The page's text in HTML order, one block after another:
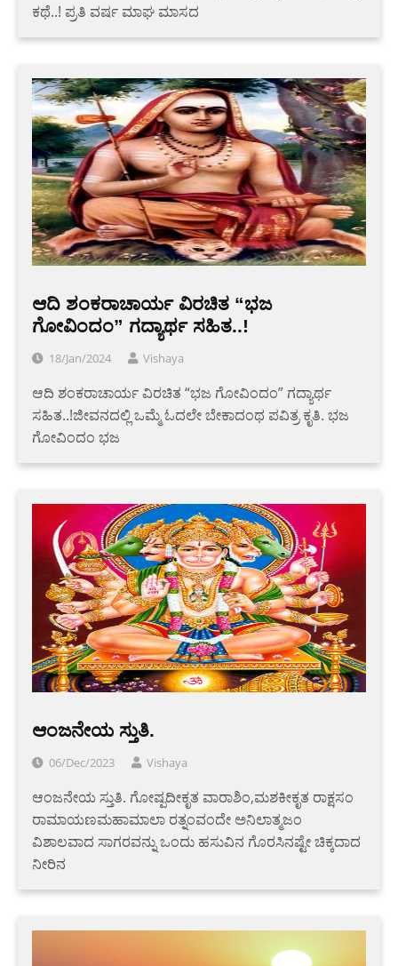
ಕಥೆ..! ಪ್ರತಿ ವರ್ಷ ಮಾಘ ಮಾಸದ
ಆದಿ ಶಂಕರಾಚಾರ್ಯ ವಿರಚಿತ “ಭಜ
ಗೋವಿಂದಂ” ಗದ್ಯಾರ್ಥ ಸಹಿತ..!
18/Jan/2024 Vishaya
ಆದಿ ಶಂಕರಾಚಾರ್ಯ ವಿರಚಿತ “ಭಜ ಗೋವಿಂದಂ” ಗದ್ಯಾರ್ಥ
ಸಹಿತ..!ಜೀವನದಲ್ಲಿ ಒಮ್ಮೆ ಓದಲೇ ಬೇಕಾದಂಥ ಪವಿತ್ರ ಕೃತಿ. ಭಜ
ಗೋವಿಂದಂ ಭಜ
ಆಂಜನೇಯ ಸ್ತುತಿ.
06/Dec/2023 Vishaya
ಆಂಜನೇಯ ಸ್ತುತಿ. ಗೋಷ್ಪದೀಕೃತ ವಾರಾಶಿಂ,ಮಶಕೀಕೃತ ರಾಕ್ಷಸಂ
ರಾಮಾಯಣಮಹಾಮಾಲಾ ರತ್ನಂವಂದೇ ಅನಿಲಾತ್ಮಜಂ
ವಿಶಾಲವಾದ ಸಾಗರವನ್ನು ಒಂದು ಹಸುವಿನ ಗೊರಸಿನಷ್ಟೇ ಚಿಕ್ಕದಾದ
ನೀರಿನ